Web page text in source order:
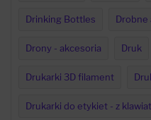
Drinking Bottles Drobne
Drony - akcesoria Druk
Drukarki 3D filament
Drukarki do etykiet - z